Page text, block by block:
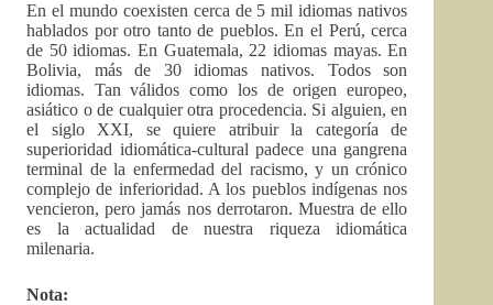
En el mundo coexisten cerca de 5 mil idiomas nativos
hablados por otro tanto de pueblos. En el Perú, cerca
de 50 idiomas. En Guatemala, 22 idiomas mayas. En
Bolivia, más de 30 idiomas nativos. Todos son
idiomas. Tan válidos como los de origen europeo,
asiático o de cualquier otra procedencia. Si alguien, en
el siglo XXI, se quiere atribuir la categoría de
superioridad idiomática-cultural padece una gangrena
terminal de la enfermedad del racismo, y un crónico
complejo de inferioridad. A los pueblos indígenas nos
vencieron, pero jamás nos derrotaron. Muestra de ello
es la actualidad de nuestra riqueza idiomática
milenaria.
Nota: